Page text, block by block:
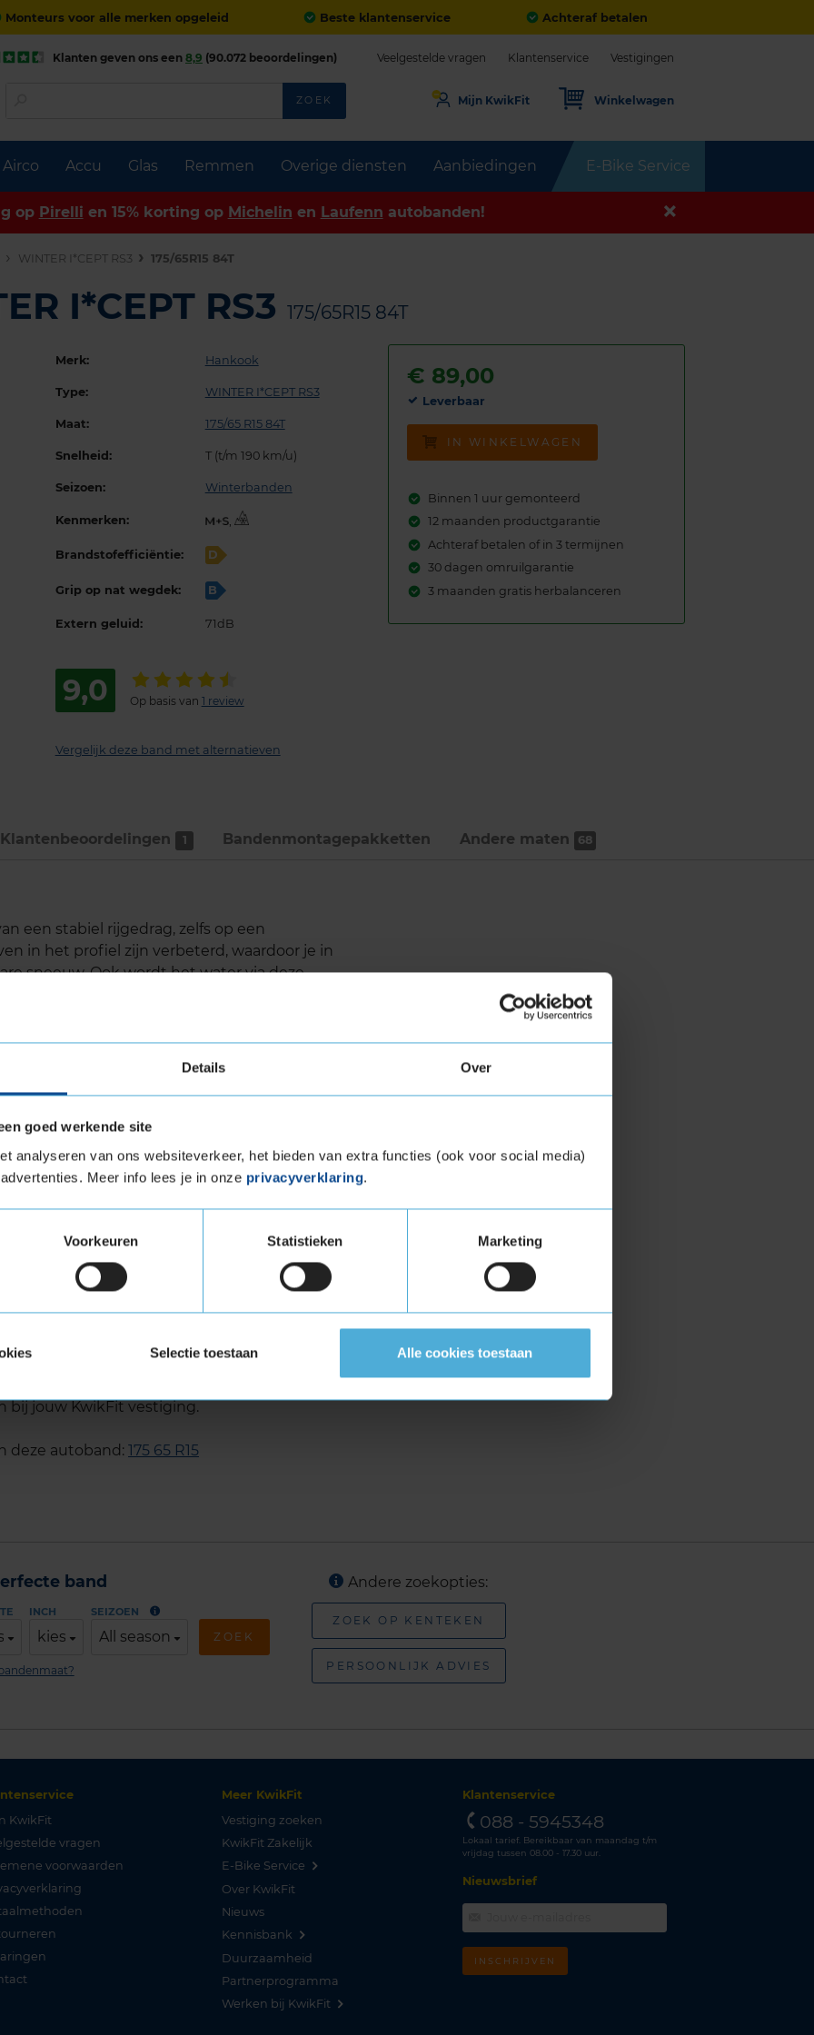
Details Over
goed werkende site
analyseren van ons websiteverkeer, het bieden van extra functies (ook voor social media)
Meer info lees je in onze privacyverklaring.
Voorkeuren Statistieken Marketing
Selectie toestaan Alle cookies toestaan
Monteurs voor alle merken opgeleid Beste klantenservice Achteraf betalen
Airco Accu Glas Remmen Overige diensten Aanbiedingen E-Bike Service
Klanten geven ons een 8,9 (90.072 beoordelingen) Veelgestelde vragen Klantenservice Vestigingen
ZOEK Mijn KwikFit Winkelwagen
op Pirelli en 15% korting op Michelin en Laufenn autobanden!
WINTER I*CEPT RS3 175/65R15 84T
I*CEPT RS3 175/65R15 84T
Merk: Hankook
Type: WINTER I*CEPT RS3
Maat: 175/65 R15 84T
Snelheid: T (t/m 190 km/u)
Seizoen: Winterbanden
Kenmerken: ,
Brandstofefficiëntie: D
Grip op nat wegdek: B
Extern geluid: 71dB
9,0 Op basis van 1 review
Vergelijk deze band met alternatieven
€ 89,00
Leverbaar
IN WINKELWAGEN
Binnen 1 uur gemonteerd
12 maanden productgarantie
Achteraf betalen of in 3 termijnen
30 dagen omruilgarantie
3 maanden gratis herbalanceren
Klantenbeoordelingen 1 Bandenmontage­pakketten Andere maten 68
een stabiel rijgedrag, zelfs op een
in het profiel zijn verbeterd, waardoor je in
sneeuw. Ook wordt het water via deze
maximaal contact houd met het wegdek en
winterlamellen verbeteren de
Ook zorgen deze speciale lamellen voor
in de maat 175 65 R15
de maat 175 65 R15 eenvoudig online en plan
bij jouw KwikFit vestiging.
deze autoband: 175 65 R15
band
INCH
kies
SEIZOEN
All season ZOEK
Andere zoekopties:
ZOEK OP KENTEKEN
PERSOONLIJK ADVIES
KwikFit
vragen
voorwaarden
Meer KwikFit
Vestiging zoeken
KwikFit Zakelijk
E-Bike Service
Over KwikFit
Nieuws
Kennisbank
Duurzaamheid
Partnerprogramma
Werken bij KwikFit
Klantenservice
088 - 5945348
Lokaal tarief. Bereikbaar van maandag t/m
vrijdag tussen 08.00 - 17.30 uur.
Nieuwsbrief
INSCHRIJVEN